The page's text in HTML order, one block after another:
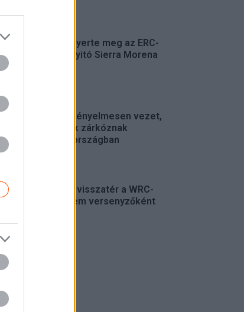
Suárez nyerte meg az ERC-
szezonnyitó Sierra Morena
Suárez kényelmesen vezet,
Németék zárkóznak
Spanyolországban
Munster visszatér a WRC-
be, de nem versenyzőként